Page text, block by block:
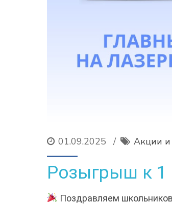
01.09.2025 Акции
Розыгрыш к 1
Поздравляем